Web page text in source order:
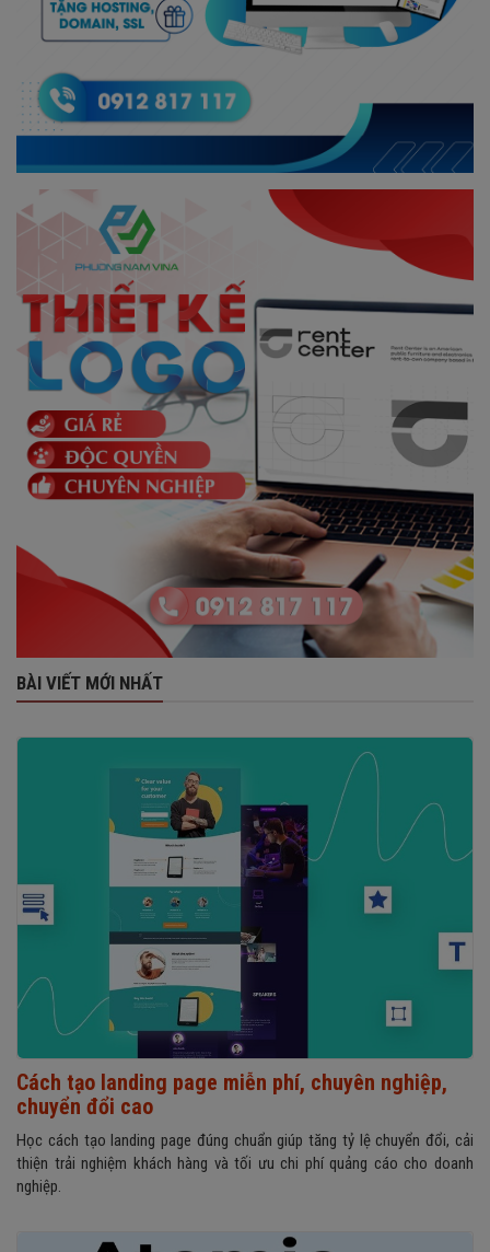
BÀI VIẾT MỚI NHẤT
Cách tạo landing page miễn phí, chuyên nghiệp,
chuyển đổi cao
Học cách tạo landing page đúng chuẩn giúp tăng tỷ lệ chuyển đổi, cải
thiện trải nghiệm khách hàng và tối ưu chi phí quảng cáo cho doanh
nghiệp.